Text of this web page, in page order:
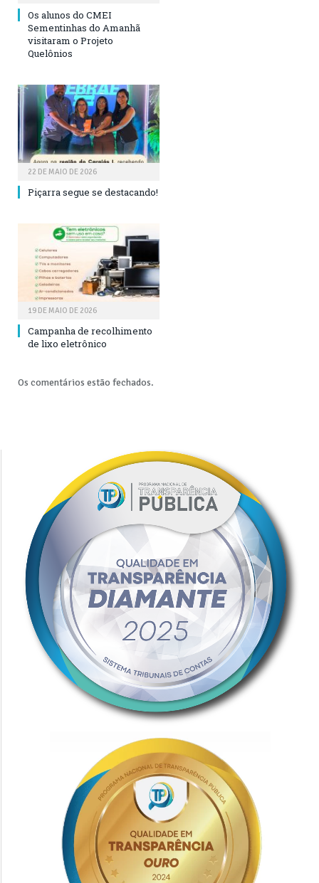
Os alunos do CMEI
Sementinhas do Amanhã
visitaram o Projeto
Quelônios
22 DE MAIO DE 2026
Piçarra segue se destacando!
19 DE MAIO DE 2026
Campanha de recolhimento
de lixo eletrônico
Os comentários estão fechados.